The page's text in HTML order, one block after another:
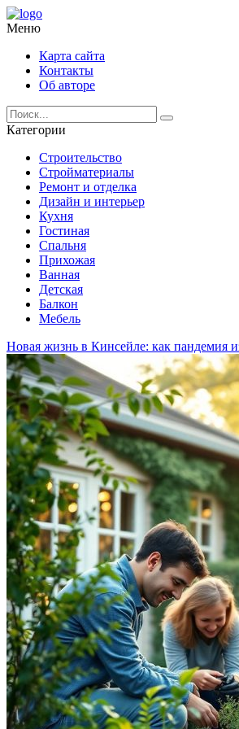
Меню
Карта сайта
Контакты
Об авторе
Категории
Строительство
Стройматериалы
Ремонт и отделка
Дизайн и интерьер
Кухня
Гостиная
Спальня
Прихожая
Ванная
Детская
Балкон
Мебель
Новая жизнь в Кинсейле: как пандемия